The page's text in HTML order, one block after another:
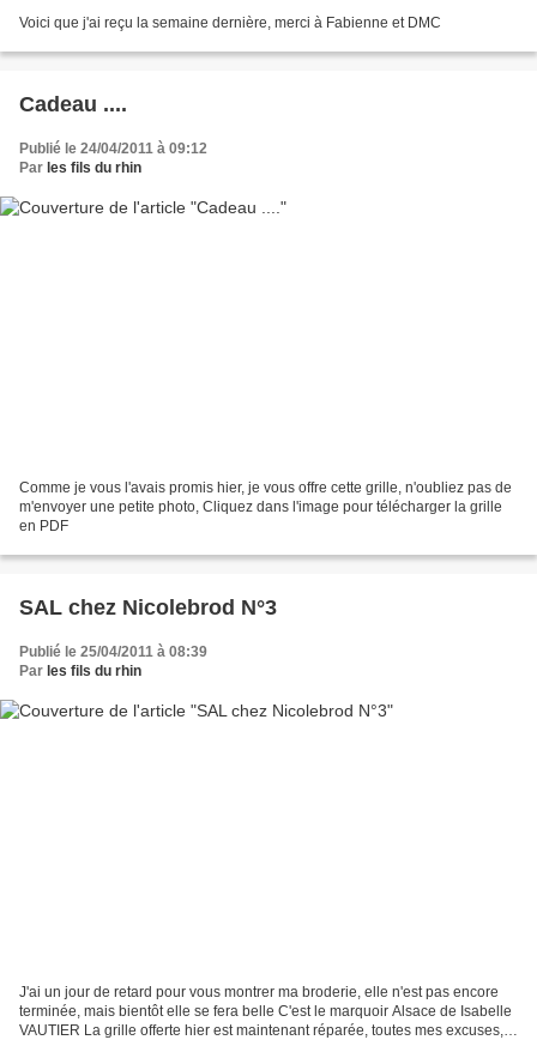
Voici que j'ai reçu la semaine dernière, merci à Fabienne et DMC
Cadeau ....
Publié le 24/04/2011 à 09:12
Par les fils du rhin
Comme je vous l'avais promis hier, je vous offre cette grille, n'oubliez pas de
m'envoyer une petite photo, Cliquez dans l'image pour télécharger la grille
en PDF
SAL chez Nicolebrod N°3
Publié le 25/04/2011 à 08:39
Par les fils du rhin
J'ai un jour de retard pour vous montrer ma broderie, elle n'est pas encore
terminée, mais bientôt elle se fera belle C'est le marquoir Alsace de Isabelle
VAUTIER La grille offerte hier est maintenant réparée, toutes mes excuses,